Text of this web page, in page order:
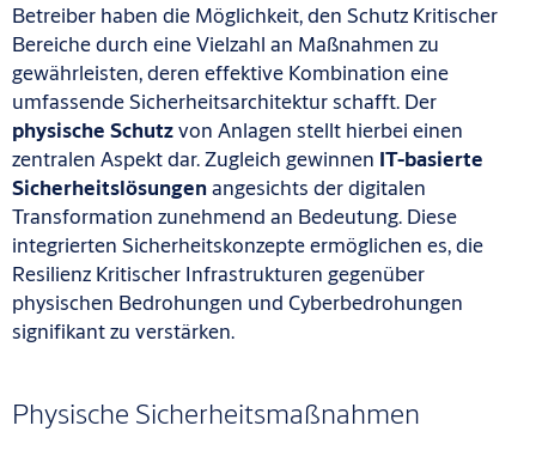
Betreiber haben die Möglichkeit, den Schutz Kritischer
Bereiche durch eine Vielzahl an Maßnahmen zu
gewährleisten, deren effektive Kombination eine
umfassende Sicherheitsarchitektur schafft. Der
physische Schutzvon Anlagen stellt hierbei einen
zentralen Aspekt dar. Zugleich gewinnen IT-basierte
Sicherheitslösungenangesichts der digitalen
Transformation zunehmend an Bedeutung. Diese
integrierten Sicherheitskonzepte ermöglichen es, die
Resilienz Kritischer Infrastrukturen gegenüber
physischen Bedrohungen und Cyberbedrohungen
signifikant zu verstärken.
Physische Sicherheitsmaßnahmen